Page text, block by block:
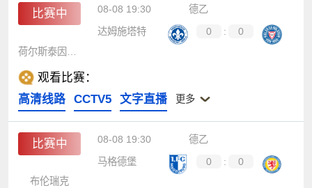
比赛中 08-08 19:30
德乙
达姆施塔特
0 :
0
观看比赛：
高清线路
CCTV5 文字直播 更多
比赛中 08-08 19:30
德乙
马格德堡
0 :
0
布伦瑞克